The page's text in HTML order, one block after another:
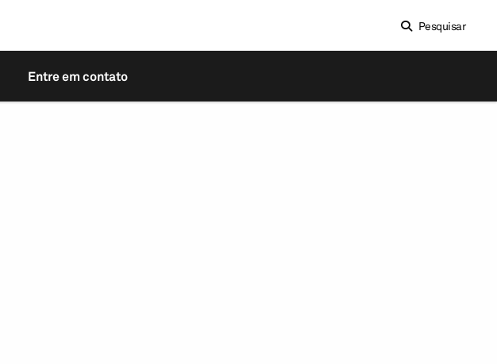
Pesquisar
Entre em contato